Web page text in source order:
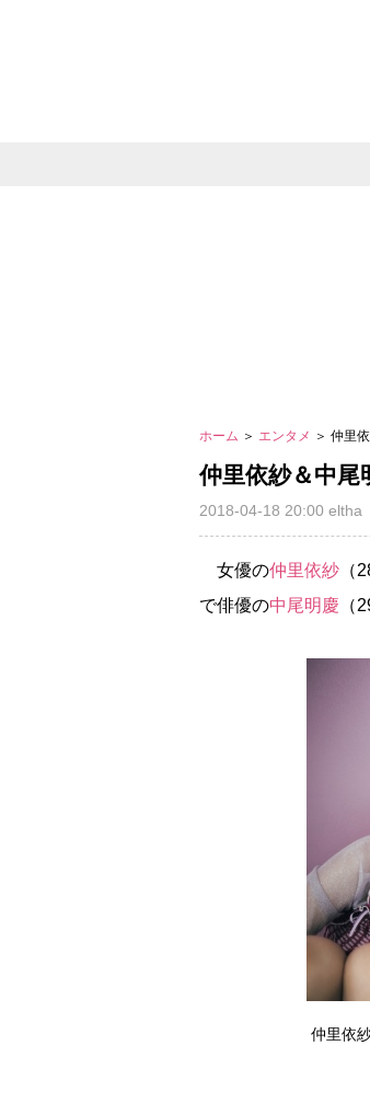
ホーム ＞ エンタメ ＞ 仲里
仲里依紗＆中尾
2018-04-18 20:00 eltha
女優の仲里依紗 （
で俳優の中尾明慶 （
仲里依